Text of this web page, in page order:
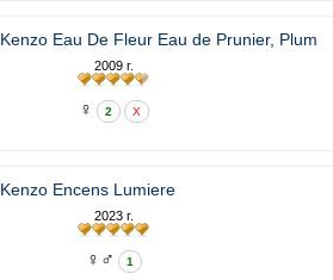
Kenzo Eau De Fleur Eau de Prunier, Plum
2009 г.
♀ 2 X
Kenzo Encens Lumiere
2023 г.
♀♂ 1